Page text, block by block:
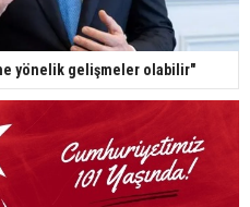
yönelik gelişmeler olabilir"